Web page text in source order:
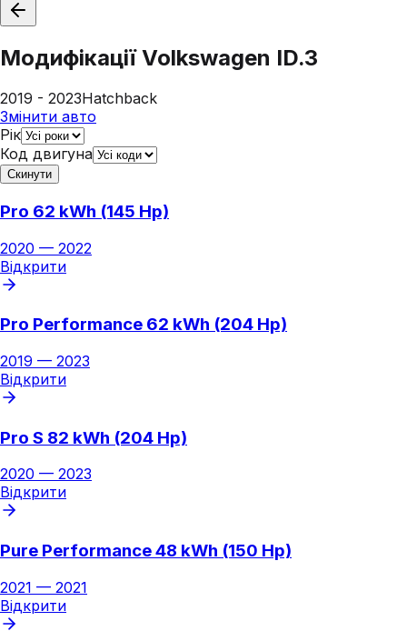
МодифікаціїVolkswagen ID.3
2019 - 2023Hatchback
Змінити авто
Рік
Код двигуна
Скинути
Pro 62 kWh (145 Hp)
2020 — 2022
Відкрити
Pro Performance 62 kWh (204 Hp)
2019 — 2023
Відкрити
Pro S 82 kWh (204 Hp)
2020 — 2023
Відкрити
Pure Performance 48 kWh (150 Hp)
2021 — 2021
Відкрити